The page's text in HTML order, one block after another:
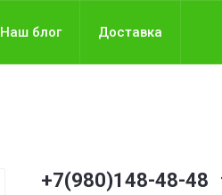
Наш блог Доставка
+7(980)148-48-48